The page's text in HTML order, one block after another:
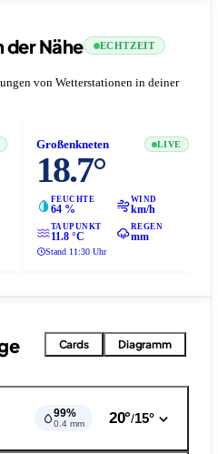
der Nähe ECHTZEIT
von Wetterstationen in deiner
Großenkneten LIVE
18.7°
FEUCHTE
64 %
WIND
km/h
TAUPUNKT
11.8 °C
REGEN
mm
Stand 11:30 Uhr
Cards Diagramm
99%
0.4 mm 20°/15°